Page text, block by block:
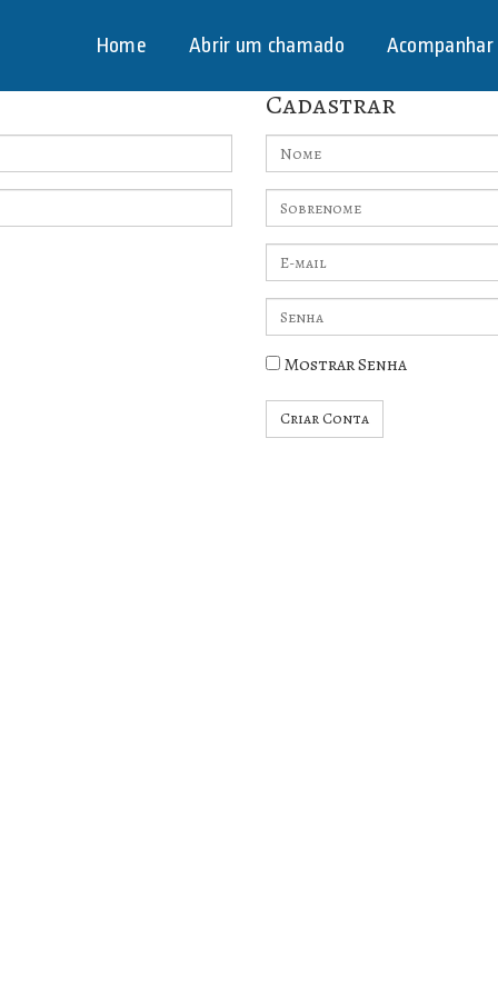
Home Abrir um chamado
Cadastrar
Nome
Sobrenome
E-
mail
Insira
uma
senha
Mostrar Senha
Criar Conta